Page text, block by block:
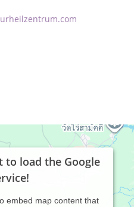
to load the Google
embed map content that